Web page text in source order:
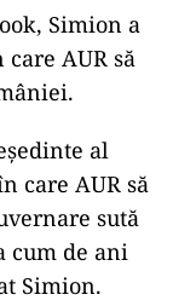
Simion a
AUR să
al
care AUR să
sută
cum de ani
Simion.